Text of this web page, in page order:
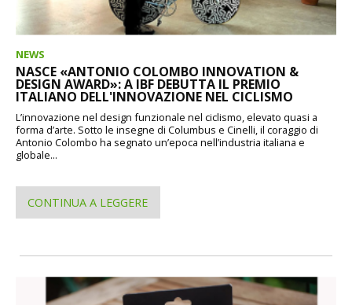
NEWS
NASCE «ANTONIO COLOMBO INNOVATION &
DESIGN AWARD»: A IBF DEBUTTA IL PREMIO
ITALIANO DELL'INNOVAZIONE NEL CICLISMO
L’innovazione nel design funzionale nel ciclismo, elevato quasi a
forma d’arte. Sotto le insegne di Columbus e Cinelli, il coraggio di
Antonio Colombo ha segnato un’epoca nell’industria italiana e
globale...
CONTINUA A LEGGERE